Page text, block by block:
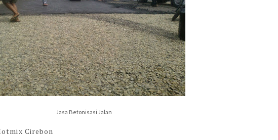
Jasa Betonisasi Jalan
Cirebon